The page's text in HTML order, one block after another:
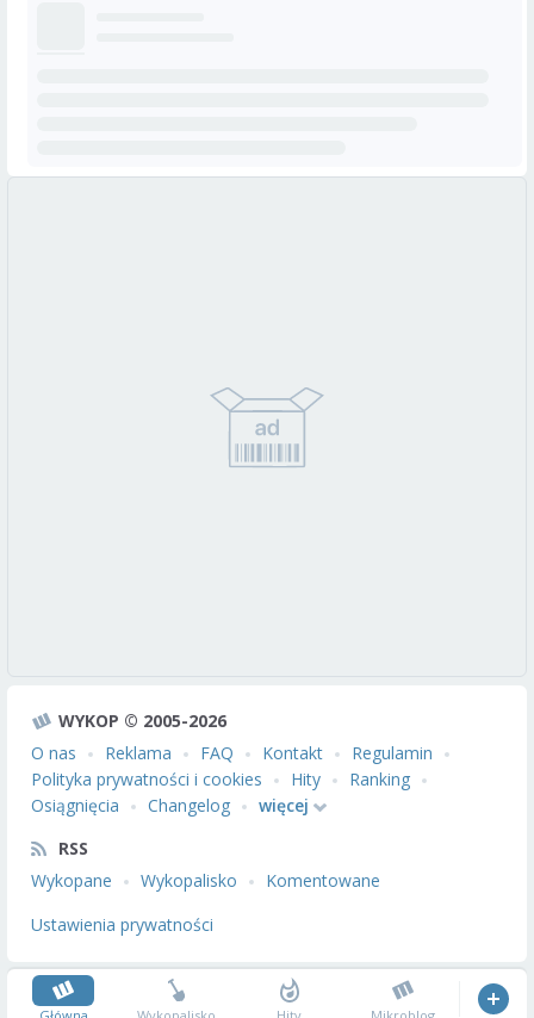
WYKOP © 2005-2026
O nas
Reklama FAQ Kontakt
Regulamin
Polityka prywatności i cookies
Hity
Ranking
Osiągnięcia
Changelog
więcej
RSS
Wykopane
Wykopalisko
Komentowane
Ustawienia prywatności
Główna Wykopalisko Hity Mikroblog